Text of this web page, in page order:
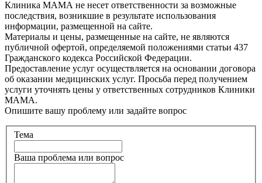
Клиника МАМА не несет ответственности за возможные
последствия, возникшие в результате использования
информации, размещенной на сайте.
Материалы и цены, размещенные на сайте, не являются
публичной офертой, определяемой положениями статьи 437
Гражданского кодекса Российской Федерации.
Предоставление услуг осуществляется на основании договора
об оказании медицинских услуг. Просьба перед получением
услуги уточнять цены у ответственных сотрудников Клиники
МАМА.
Опишите вашу проблему или задайте вопрос
Тема
Ваша проблема или вопрос